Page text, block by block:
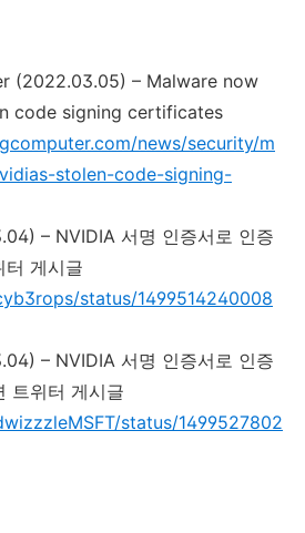
(2022.03.05) – Malware now
code signing certificates
news/security/m
stolen-code-signing-
– NVIDIA 서명 인증서로 인증
터 게시글
status/1499514240008
– NVIDIA 서명 인증서로 인증
트위터 게시글
status/1499527802